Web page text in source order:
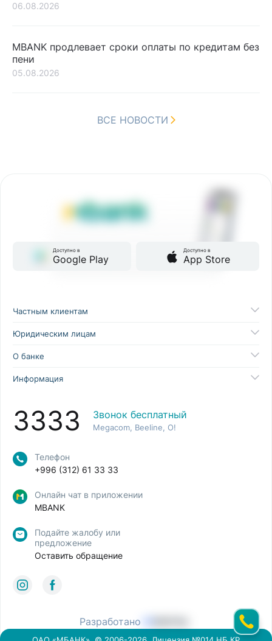
06.08.2026
MBANK продлевает сроки оплаты по кредитам без
пени
05.08.2026
ВСЕ НОВОСТИ
Доступно в
Google Play
Доступно в
App Store
Частным клиентам
Юридическим лицам
О банке
Информация
3333 Звонок бесплатный
Megacom, Beeline, O!
Телефон
+996 (312) 61 33 33
Онлайн чат в приложении
MBANK
Подайте жалобу или
предложение
Оставить обращение
Разработано